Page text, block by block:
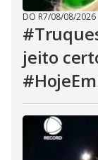
DO R7/08/08/2026
jeito